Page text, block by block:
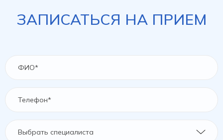
ЗАПИСАТЬСЯ НА ПРИЕМ
Выбрать специалиста